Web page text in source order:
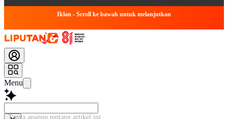
Iklan - Scroll ke bawah untuk melanjutkan
Menu
Tanya apapun tentang artikel ini...